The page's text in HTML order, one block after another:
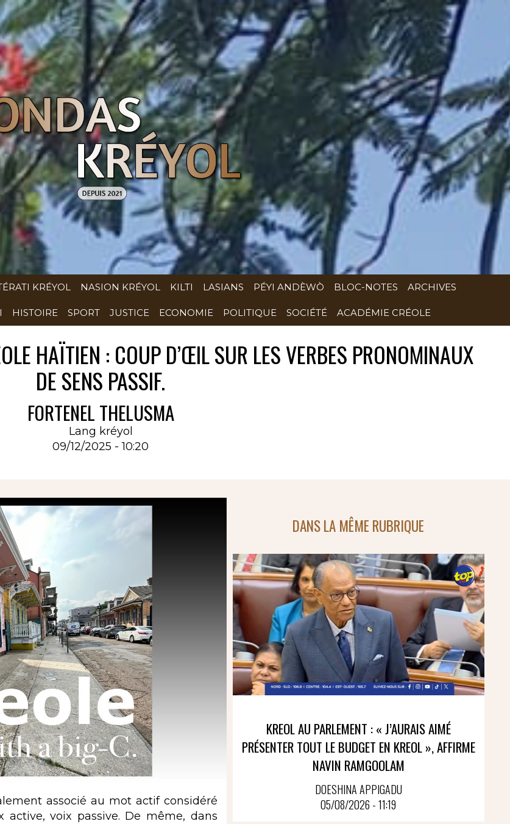
KRÉYOL NASION KRÉYOL KILTI LASIANS PÉYI ANDÈWÒ BLOC-NOTES ARCHIVES
HISTOIRE SPORT JUSTICE ECONOMIE POLITIQUE SOCIÉTÉ ACADÉMIE CRÉOLE
HAÏTIEN : COUP D’ŒIL SUR LES VERBES PRONOMINAUX
DE SENS PASSIF.
FORTENEL THELUSMA
Lang kréyol
09/12/2025 - 10:20
associé au mot actif considéré
active, voix passive. De même, dans
DANS LA MÊME RUBRIQUE
KREOL AU PARLEMENT : « J’AURAIS AIMÉ
PRÉSENTER TOUT LE BUDGET EN KREOL », AFFIRME
NAVIN RAMGOOLAM
DOESHINA APPIGADU
05/08/2026 - 11:19